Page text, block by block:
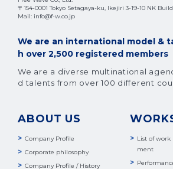
〒154-0001 Tokyo Setagaya-ku, Ikejiri 3-19-10 NK
Mail: info@f-w.co.jp
We are an international model &
h over 2,500 registered members
We are a diverse multinational
d talents from over 100 different
ABOUT US
Company Profile
Corporate philosophy
Company Profile / History
List of
ment